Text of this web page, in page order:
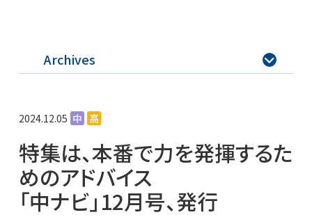
Archives 
2024.12.05 中 高
特集は、本番で力を発揮するた
めのアドバイス
「中ナビ」12月号、発行